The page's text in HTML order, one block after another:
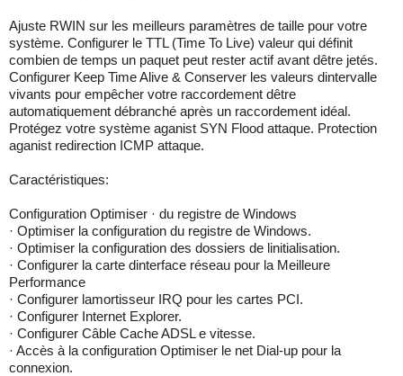
Ajuste RWIN sur les meilleurs paramètres de taille pour votre
système. Configurer le TTL (Time To Live) valeur qui définit
combien de temps un paquet peut rester actif avant dêtre jetés.
Configurer Keep Time Alive & Conserver les valeurs dintervalle
vivants pour empêcher votre raccordement dêtre
automatiquement débranché après un raccordement idéal.
Protégez votre système aganist SYN Flood attaque. Protection
aganist redirection ICMP attaque.
Caractéristiques:
Configuration Optimiser · du registre de Windows
· Optimiser la configuration du registre de Windows.
· Optimiser la configuration des dossiers de linitialisation.
· Configurer la carte dinterface réseau pour la Meilleure
Performance
· Configurer lamortisseur IRQ pour les cartes PCI.
· Configurer Internet Explorer.
· Configurer Câble Cache ADSL e vitesse.
· Accès à la configuration Optimiser le net Dial-up pour la
connexion.